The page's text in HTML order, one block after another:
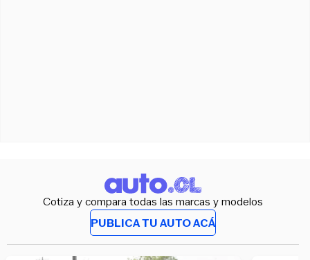
Cotiza y compara todas las marcas y modelos
PUBLICA TU AUTO ACÁ